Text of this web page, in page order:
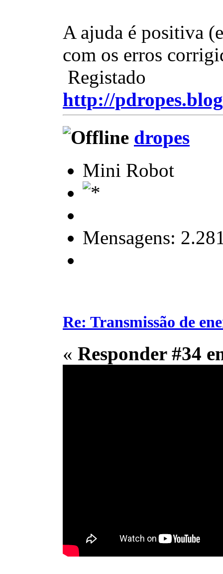
A ajuda é positiva
com os erros
Registado
http://
dropes
Mini Robot
Mensagens:
Re: Transmissão de
« Responder #34